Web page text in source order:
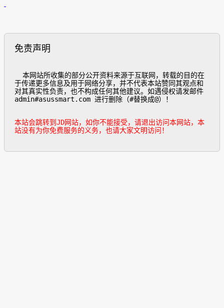
免责声明
于传递更多信息及用于网络分享，并不代表本站赞同其观点和
对其真实性负责，也不构成任何其他建议。如遇侵权请发邮件
admin#asussmart.com 进行删除（#替换成@）！
本站会跳转到JD网站，如你不能接受，请退出访问本网站，本
站没有为你免费服务的义务，也请大家文明访问！